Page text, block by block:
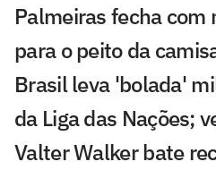
Palmeiras fecha
para o peito da
Brasil leva 'bolada'
da Liga das Nações;
Valter Walker bate